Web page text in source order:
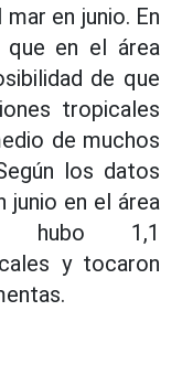
en junio. En
que en el área
de que
tropicales
de muchos
los datos
junio en el área
1,1
y tocaron